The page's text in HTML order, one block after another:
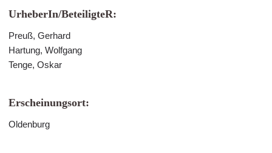
UrheberIn/BeteiligteR:
Preuß, Gerhard
Hartung, Wolfgang
Tenge, Oskar
Erscheinungsort:
Oldenburg